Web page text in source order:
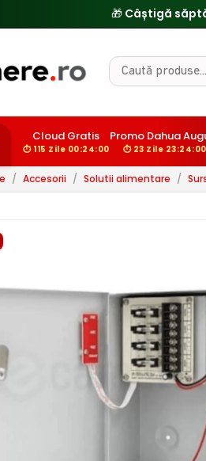
Cloud Gratis
⏱ 115 Zile 00:23:59
Promo Dahua
⏱ 23 Zile 23:23:59
/ Accesorii / Solutii alimentare /